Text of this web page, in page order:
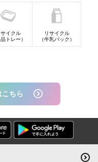
サイクル
品トレー）
リサイクル
（牛乳パック）
こちら